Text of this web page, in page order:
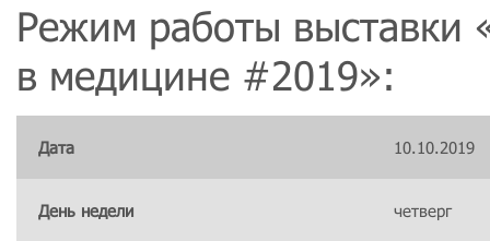
Режим работы выставки
в медицине #2019»:
Дата 10.10.2019
День недели четверг